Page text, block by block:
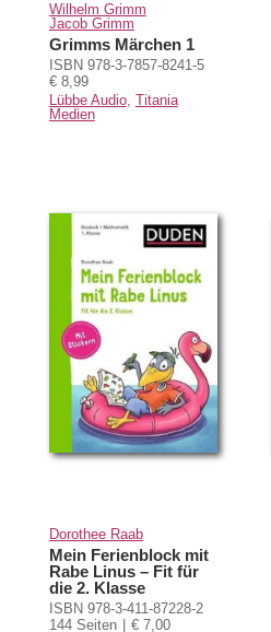
Wilhelm Grimm
Jacob Grimm
Grimms Märchen 1
ISBN 978-3-7857-8241-5
€ 8,99
Lübbe Audio, Titania
Medien
Dorothee Raab
Mein Ferienblock mit
Rabe Linus – Fit für
die 2. Klasse
ISBN 978-3-411-87228-2
144 Seiten
€ 7,00